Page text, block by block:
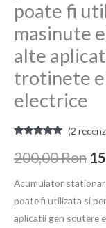
poate fi
masinute
alte
trotinete
electrice
5.00din 5
pe baza a
la clienți
(2
200,00Ron
Acumulator
poate fi utilizata si
aplicatii gen scutere